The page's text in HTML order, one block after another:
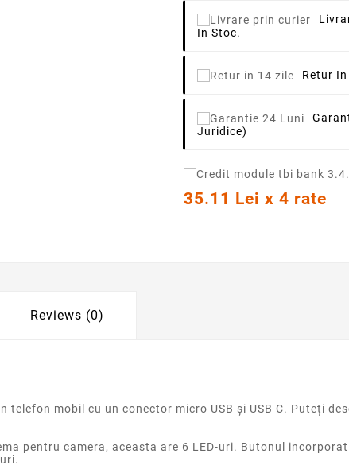
In Stoc.
Retur
Juridice)
35.11 Lei x 4 rate
Reviews (0)
telefon mobil cu un conector micro USB și USB C. Puteți
pentru camera, aceasta are 6 LED-uri. Butonul